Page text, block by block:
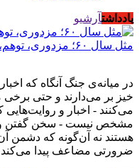
یادداشتآرشیو
مثل سال ۶۰؛ مزدوری، توهم، ترور
در میانه‌ی جنگ آنگاه که
خیز بر می‌دارند و حتی
می‌کنند - اخبار و
مشخص نیست - سخن گفتن و
هستند نه آن‌گونه که دشمن
ضرورتی مضاعف پیدا